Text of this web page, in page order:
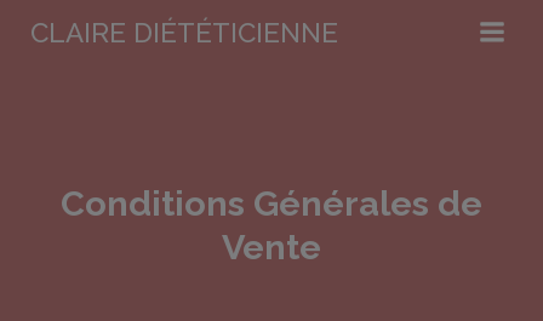
au
CLAIRE DIÉTÉTICIENNE
Conditions Générales de
Vente